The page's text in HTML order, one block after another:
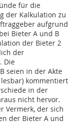
für die
der Kalkulation zu
aufgrund
Bieter A und B
der Bieter 2
der
Die
seien in der Akte
kommentiert
in der
nicht hervor.
Vermerk, der sich
der Bieter A und